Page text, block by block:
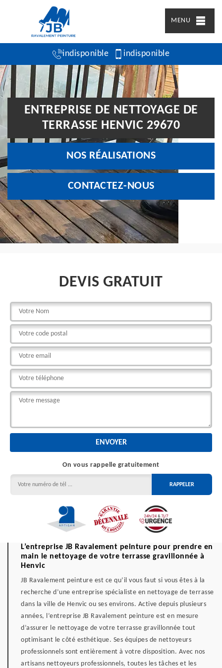
MENU
indisponible indisponible
ENTREPRISE DE NETTOYAGE DE
TERRASSE HENVIC 29670
NOS RÉALISATIONS
CONTACTEZ-NOUS
DEVIS GRATUIT
On vous rappelle gratuitement
L’entreprise JB Ravalement peinture pour prendre en
main le nettoyage de votre terrasse gravillonnée à
Henvic
JB Ravalement peinture est ce qu’il vous faut si vous êtes à la
recherche d’une entreprise spécialiste en nettoyage de terrasse
dans la ville de Henvic ou ses environs. Active depuis plusieurs
années, l’entreprise JB Ravalement peinture est en mesure
d’assurer le nettoyage de votre terrasse gravillonnée tout
optimisant le côté esthétique. Ses équipes de nettoyeurs
professionnels sont entièrement à votre disposition. Avec nos
artisans nettoyeurs professionnels, toutes les tâches et les